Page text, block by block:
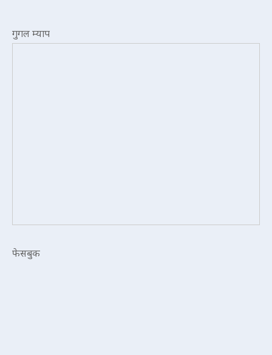
गुगल म्याप
फेसबुक